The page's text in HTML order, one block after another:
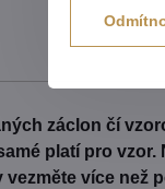
záclon čí
platí pro
vezměte více než